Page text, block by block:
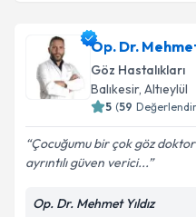
Op. Dr.
Göz Hastalıkları
Balıkesir, Altıeylül
5 (59
Çocuğumu bir çok göz
ayrıntılı güven verici...
Op. Dr. Mehmet Yıldız